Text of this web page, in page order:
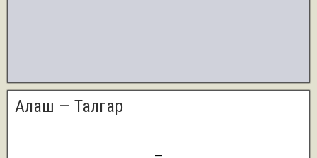
Алаш — Талгар